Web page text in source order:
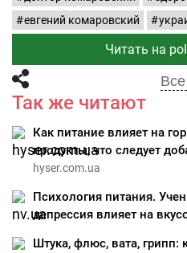
евгений комаровский
Читать на
Так же читают
Как питание влияет на
продукты, что следует
hyser.com.ua
Психология питания.
депрессия влияет на
Штука, флюс, вата, грипп: